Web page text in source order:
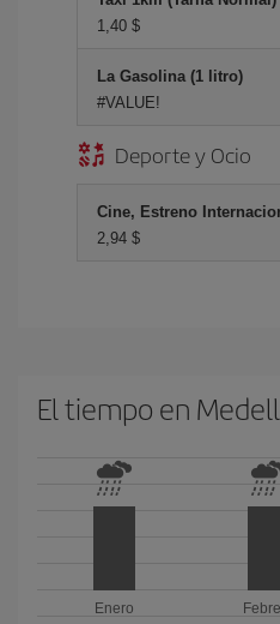
1,40 $
La Gasolina (1 litro)
#VALUE!
Deporte y Ocio
Cine, Estreno
2,94 $
El tiempo en
Enero